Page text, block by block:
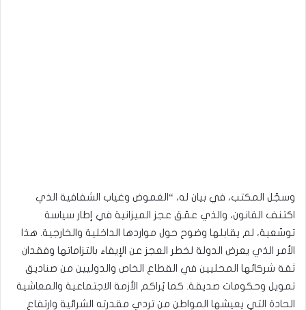
وسجّل المكتب، في بيان له، “الغموض وغياب الشفافية الذي
اكتنف القانون، والذي عمّق عجز الميزانية في إطار سياسة
توسّعية، لم يقابلها وضوح حول مواردها الداخلية والخارجية. هذا
الأمر الذي يعرض الدولة لخطر العجز عن الإيفاء بالتزاماتها وفقدان
ثقة شركائها المحليين في القطاع الخاص والدوليين من صناديق
تمويل وحكومات صديقة. كما يُراكم الأزمة الاجتماعية والمعاشية
الحادة التي يعيشها المواطن من تردي مقدرته الشرائية وارتفاع